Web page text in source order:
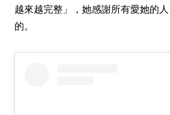
越來越完整」，她感謝所有愛她的
的。